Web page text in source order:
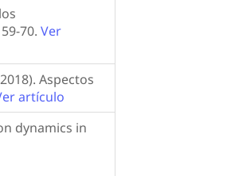
70.Ver
Aspectos
artículo
dynamics in